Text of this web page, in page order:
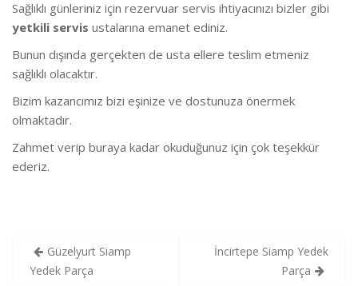
Sağlıklı günleriniz için rezervuar servis ihtiyacınızı bizler gibi
yetkili servis ustalarına emanet ediniz.
Bunun dışında gerçekten de usta ellere teslim etmeniz
sağlıklı olacaktır.
Bizim kazancımız bizi eşinize ve dostunuza önermek
olmaktadır.
Zahmet verip buraya kadar okuduğunuz için çok teşekkür
ederiz.
Yazı
gezinmesi
Güzelyurt Siamp
Yedek Parça
İncirtepe Siamp Yedek
Parça